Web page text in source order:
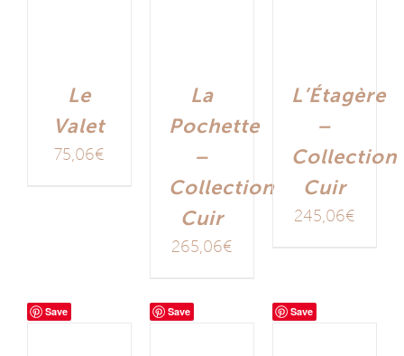
Le
Valet
75,06€
La
Pochette
–
Collection
Cuir
265,06€
L’Étagère
–
Collection
Cuir
245,06€
Save Save Save